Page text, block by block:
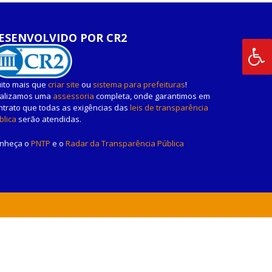
POR CR2
mais que criar site ou sistema para prefeituras!
uma assessoria completa, onde garantimos em
que todas as exigências das leis de transparência
serão atendidas.
o PNTP e o Radar da Transparência Pública